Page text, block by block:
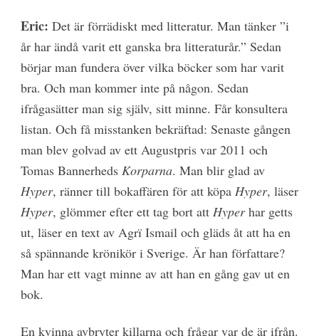
Eric: Det är förrädiskt med litteratur. Man tänker ”i
år har ändå varit ett ganska bra litteraturår.” Sedan
börjar man fundera över vilka böcker som har varit
bra. Och man kommer inte på någon. Sedan
ifrågasätter man sig själv, sitt minne. Får konsultera
listan. Och få misstanken bekräftad: Senaste gången
man blev golvad av ett Augustpris var 2011 och
Tomas Bannerheds Korparna. Man blir glad av
Hyper, ränner till bokaffären för att köpa Hyper, läser
Hyper, glömmer efter ett tag bort att Hyperhar getts
ut, läser en text av Agrï Ismail och gläds åt att ha en
så spännande krönikör i Sverige. Är han författare?
Man har ett vagt minne av att han en gång gav ut en
bok.
En kvinna avbryter killarna och frågar var de är ifrån.